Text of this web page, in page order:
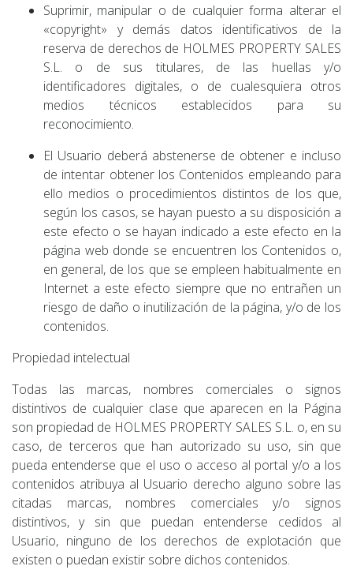
Suprimir, manipular o de cualquier forma alterar el
«copyright» y demás datos identificativos de la
reserva de derechos de HOLMES PROPERTY SALES
S.L. o de sus titulares, de las huellas y/o
identificadores digitales, o de cualesquiera otros
medios técnicos establecidos para su
reconocimiento.
El Usuario deberá abstenerse de obtener e incluso
de intentar obtener los Contenidos empleando para
ello medios o procedimientos distintos de los que,
según los casos, se hayan puesto a su disposición a
este efecto o se hayan indicado a este efecto en la
página web donde se encuentren los Contenidos o,
en general, de los que se empleen habitualmente en
Internet a este efecto siempre que no entrañen un
riesgo de daño o inutilización de la página, y/o de los
contenidos.
Propiedad intelectual
Todas las marcas, nombres comerciales o signos
distintivos de cualquier clase que aparecen en la Página
son propiedad de HOLMES PROPERTY SALES S.L. o, en su
caso, de terceros que han autorizado su uso, sin que
pueda entenderse que el uso o acceso al portal y/o a los
contenidos atribuya al Usuario derecho alguno sobre las
citadas marcas, nombres comerciales y/o signos
distintivos, y sin que puedan entenderse cedidos al
Usuario, ninguno de los derechos de explotación que
existen o puedan existir sobre dichos contenidos.